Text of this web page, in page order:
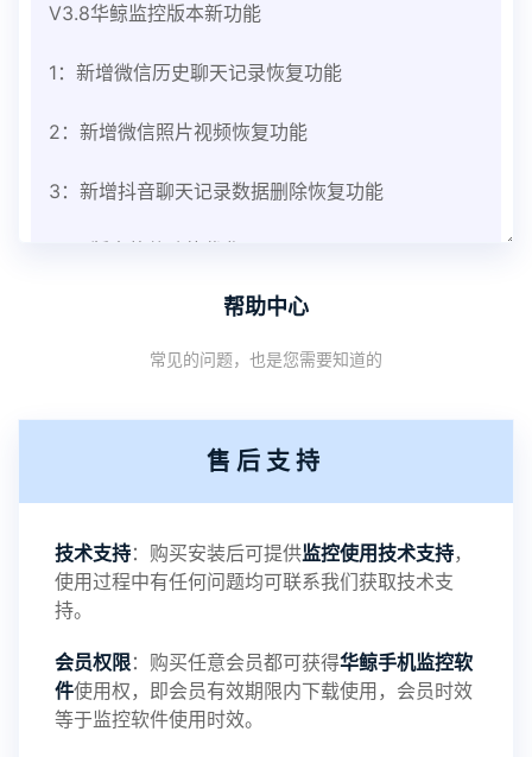
V3.8华鲸监控版本新功能
1：新增微信历史聊天记录恢复功能
2：新增微信照片视频恢复功能
3：新增抖音聊天记录数据删除恢复功能
1：优化监控终端从当前监控界面切换其他被控端手
机设备响应慢问题
4：优化离线云储存服务器相册照片文件夹路径问题
5：优化关闭监控后离线设置云储存对方微信聊天记
录文件改为自定义文件名称
提示：
帮助中心
常见的问题，也是您需要知道的
售后支持
技术支持：购买安装后可提供监控使用技术支持，
使用过程中有任何问题均可联系我们获取技术支
持。
会员权限：购买任意会员都可获得华鲸手机监控软
件使用权，即会员有效期限内下载使用，会员时效
等于监控软件使用时效。